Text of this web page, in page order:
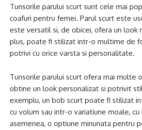
Tunsorile parului scurt sunt cele mai
coafuri pentru femei. Parul scurt este
este versatil si, de obicei, ofera un look
plus, poate fi stilizat intr-o multime de
potrivi cu orice varsta si personalitate.
Tunsorile parului scurt ofera mai multe
obtine un look personalizat si potrivit
exemplu, un bob scurt poate fi stilizat
cu volum sau intr-o variatiune moale,
asemenea, o optiune minunata pentru